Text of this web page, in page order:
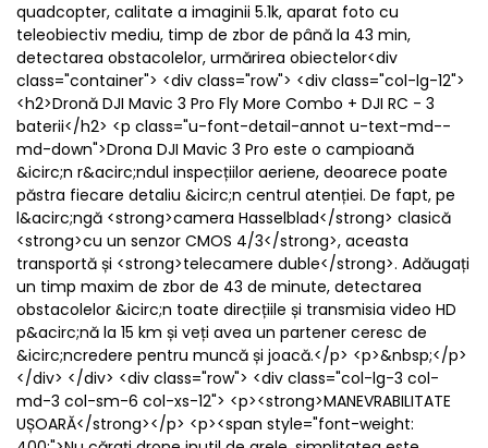
quadcopter, calitate a imaginii 5.1k, aparat foto cu
teleobiectiv mediu, timp de zbor de până la 43 min,
detectarea obstacolelor, urmărirea obiectelor<div
class="container"> <div class="row"> <div class="col-lg-12">
<h2>Dronă DJI Mavic 3 Pro Fly More Combo + DJI RC - 3
baterii</h2> <p class="u-font-detail-annot u-text-md--
md-down">Drona DJI Mavic 3 Pro este o campioană
&icirc;n r&acirc;ndul inspecțiilor aeriene, deoarece poate
păstra fiecare detaliu &icirc;n centrul atenției. De fapt, pe
l&acirc;ngă <strong>camera Hasselblad</strong> clasică
<strong>cu un senzor CMOS 4/3</strong>, aceasta
transportă și <strong>telecamere duble</strong>. Adăugați
un timp maxim de zbor de 43 de minute, detectarea
obstacolelor &icirc;n toate direcțiile și transmisia video HD
p&acirc;nă la 15 km și veți avea un partener ceresc de
&icirc;ncredere pentru muncă și joacă.</p> <p>&nbsp;</p>
</div> </div> <div class="row"> <div class="col-lg-3 col-
md-3 col-sm-6 col-xs-12"> <p><strong>MANEVRABILITATE
UȘOARĂ</strong></p> <p><span style="font-weight: